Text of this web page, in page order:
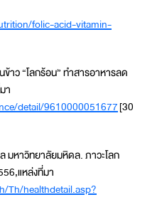
folic-acid-vitamin-
าว “โลกร้อน” ทำสารอาหารลด
า
detail/9610000051677[30
หาวิทยาลัยมหิดล. ภาวะโลก
แหล่งที่มา
Th/healthdetail.asp?